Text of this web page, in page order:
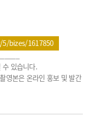
bizes/1617850
있습니다.
영본은 온라인 홍보 및 발간